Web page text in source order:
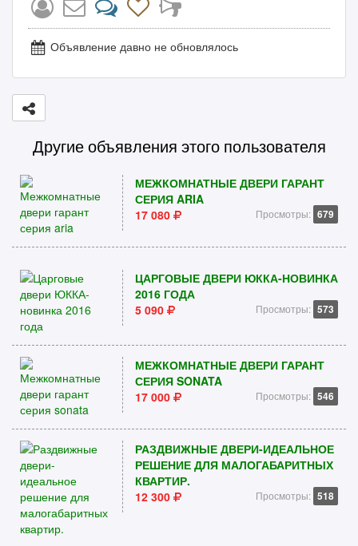
Объявление давно не обновлялось
Другие объявления этого пользователя
МЕЖКОМНАТНЫЕ ДВЕРИ ГАРАНТ
СЕРИЯ ARIA
17 080
Просмотры: 679
ЦАРГОВЫЕ ДВЕРИ ЮККА-НОВИНКА
2016 ГОДА
5 090
Просмотры: 573
МЕЖКОМНАТНЫЕ ДВЕРИ ГАРАНТ
СЕРИЯ SONATA
17 000
Просмотры: 546
РАЗДВИЖНЫЕ ДВЕРИ-ИДЕАЛЬНОЕ
РЕШЕНИЕ ДЛЯ МАЛОГАБАРИТНЫХ
КВАРТИР.
12 300
Просмотры: 518